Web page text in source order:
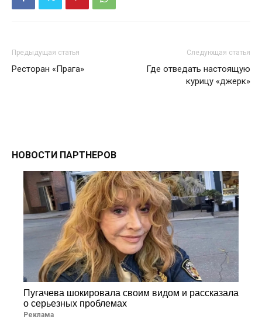
Предыдущая статья
Ресторан «Прага»
Следующая статья
Где отведать настоящую
курицу «джерк»
НОВОСТИ ПАРТНЕРОВ
Пугачева шокировала своим видом и рассказала
о серьезных проблемах
Реклама